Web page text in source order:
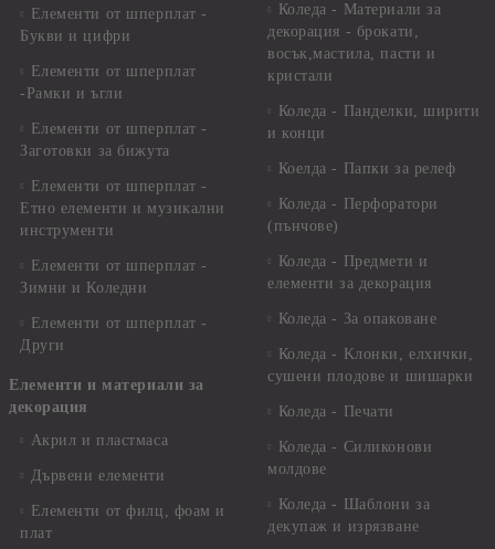
Елементи от шперплат -
Букви и цифри
Елементи от шперплат
-Рамки и ъгли
Елементи от шперплат -
Заготовки за бижута
Елементи от шперплат -
Етно елементи и музикални
инструменти
Елементи от шперплат -
Зимни и Коледни
Елементи от шперплат -
Други
Елементи и материали за
декорация
Акрил и пластмаса
Дървени елементи
Елементи от филц, фоам и
плат
Коледа - Материали за
декорация - брокати,
восък,мастила, пасти и
кристали
Коледа - Панделки, ширити
и конци
Коелда - Папки за релеф
Коледа - Перфоратори
(пънчове)
Коледа - Предмети и
елементи за декорация
Коледа - За опаковане
Коледа - Kлонки, елхички,
сушени плодове и шишарки
Коледа - Печати
Коледа - Силиконови
молдове
Коледа - Шаблони за
декупаж и изрязване